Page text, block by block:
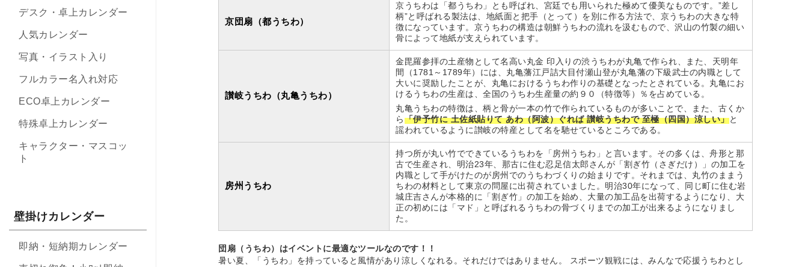
京団扇（都うちわ）
京うちわは「都うちわ」とも呼ばれ、宮廷でも用いられた極めて優美なものです。”差し
柄”と呼ばれる製法は、地紙面と把手（とって）を別に作る方法で、京うちわの大きな特
徴になっています。京うちわの構造は朝鮮うちわの流れを汲むもので、沢山の竹製の細い
骨によって地紙が支えられています。
讃岐うちわ（丸亀うちわ）
金毘羅参拝の土産物として名高い丸金 印入りの渋うちわが丸亀で作られ、また、天明年
間（1781～1789年）には、丸亀藩江戸詰大目付瀬山登が丸亀藩の下級武士の内職として
大いに奨励したことが、丸亀におけるうちわ作りの基礎となったとされている。丸亀にお
けるうちわの生産は、全国のうちわ生産量の約９０（特徴等）％を占めている。
丸亀うちわの特徴は、柄と骨が一本の竹で作られているものが多いことで、また、古くか
ら「伊予竹に 土佐紙貼りて あわ（阿波）ぐれば 讃岐うちわで 至極（四国）涼しい」と
謡われているように讃岐の特産として名を馳せているところである。
房州うちわ
持つ所が丸い竹でできているうちわを「房州うちわ」と言います。その多くは、舟形と那
古で生産され、明治23年、那古に住む忍足信太郎さんが「割ぎ竹（さぎだけ）」の加工を
内職として手がけたのが房州でのうちわづくりの始まりです。それまでは、丸竹のままう
ちわの材料として東京の問屋に出荷されていました。明治30年になって、同じ町に住む岩
城庄吉さんが本格的に「割ぎ竹」の加工を始め、大量の加工品を出荷するようになり、大
正の初めには「マド」と呼ばれるうちわの骨づくりまでの加工が出来るようになりまし
た。
団扇（うちわ）はイベントに最適なツールなのです！！
暑い夏、「うちわ」を持っていると風情があり涼しくなれる。それだけではありません。 スポーツ観戦には、みんなで応援うちわとし
デスク・卓上カレンダー
人気カレンダー
写真・イラスト入り
フルカラー名入れ対応
ECO卓上カレンダー
特殊卓上カレンダー
キャラクター・マスコッ
ト
壁掛けカレンダー
即納・短納期カレンダー